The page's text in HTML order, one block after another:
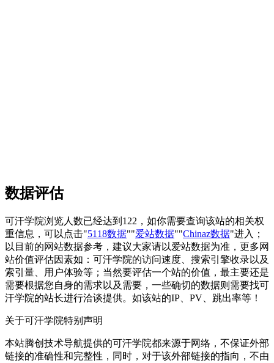
数据评估
可汗学院浏览人数已经达到122，如你需要查询该站的相关权
重信息，可以点击"5118数据""爱站数据""Chinaz数据"进入；
以目前的网站数据参考，建议大家请以爱站数据为准，更多网
站价值评估因素如：可汗学院的访问速度、搜索引擎收录以及
索引量、用户体验等；当然要评估一个站的价值，最主要还是
需要根据您自身的需求以及需要，一些确切的数据则需要找可
汗学院的站长进行洽谈提供。如该站的IP、PV、跳出率等！
关于可汗学院特别声明
本站腾创技术导航提供的可汗学院都来源于网络，不保证外部
链接的准确性和完整性，同时，对于该外部链接的指向，不由